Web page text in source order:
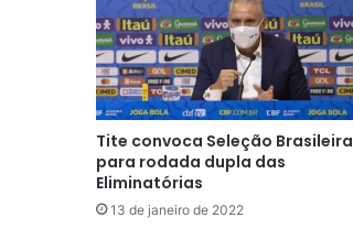
Tite convoca Seleção Brasileira
para rodada dupla das
Eliminatórias
13 de janeiro de 2022